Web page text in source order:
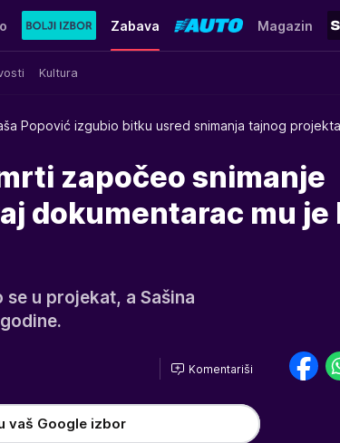
Zabava
Kultura
Magazin
Popović izgubio bitku usred snimanja tajnog projekta
započeo snimanje
dokumentarac mu je
u projekat, a Sašina
Komentariši
vaš Google izbor